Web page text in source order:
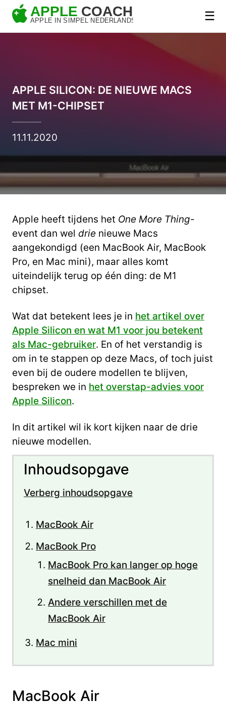
☰
APPLE SILICON: DE NIEUWE MACS
MET M1-CHIPSET
11.11.2020
Apple heeft tijdens het One More Thing-
event dan wel drie nieuwe Macs
aangekondigd (een MacBook Air, MacBook
Pro, en Mac mini), maar alles komt
uiteindelijk terug op één ding: de M1
chipset.
Wat dat betekent lees je in het artikel over
Apple Silicon en wat M1 voor jou betekent
als Mac-gebruiker. En of het verstandig is
om in te stappen op deze Macs, of toch juist
even bij de oudere modellen te blijven,
bespreken we in het overstap-advies voor
Apple Silicon.
In dit artikel wil ik kort kijken naar de drie
nieuwe modellen.
Inhoudsopgave
Verberg inhoudsopgave
MacBook Air
MacBook Pro
MacBook Pro kan langer op hoge
snelheid dan MacBook Air
Andere verschillen met de
MacBook Air
Mac mini
MacBook Air